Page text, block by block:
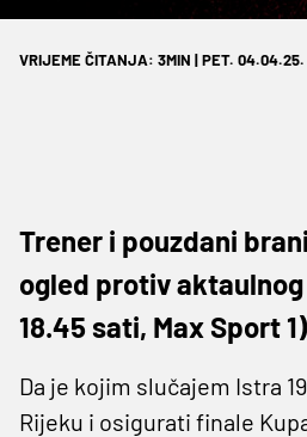
VRIJEME ČITANJA: 3MIN | PET.
Trener i pouzdani
ogled protiv
18.45 sati, Max Sport 1)
Da je kojim slučajem Istra
Rijeku i osigurati finale